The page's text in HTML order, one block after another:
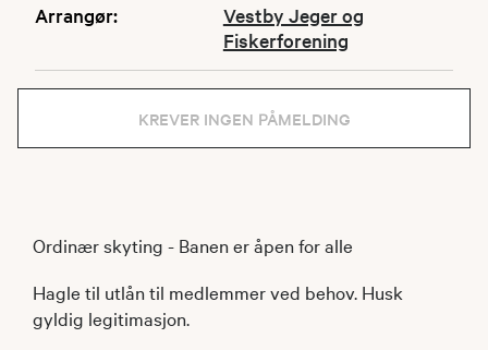
Arrangør:
Vestby Jeger og
Fiskerforening
KREVER INGEN PÅMELDING
Ordinær skyting - Banen er åpen for alle
Hagle til utlån til medlemmer ved behov. Husk
gyldig legitimasjon.